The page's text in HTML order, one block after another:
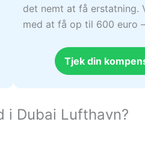
det nemt at få erstatning.
med at få op til 600 euro
Tjek din
i Dubai Lufthavn?